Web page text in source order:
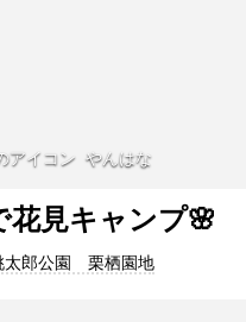
やんはな
花見キャンプ🌸
太郎公園 栗栖園地